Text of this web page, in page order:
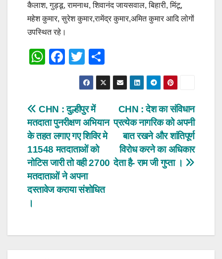
कैलाश, गुड्डू, रामनाथ, शिवानंद जायसवाल, बिहारी, मिंटू,
महेश कुमार, सुरेश कुमार,रामेंद्र कुमार,अमित कुमार आदि लोगों
उपस्थित रहे।
W
s
A
p
p
F
e
b
o
o
k
T
wi
tt
er
h
ar
Post
navigation
CHN : देश का संविधान
प्रत्येक नागरिक को अपनी
बात रखने और शांतिपूर्ण
विरोध करने का अधिकार
देता है- राम जी गुप्ता ।
CHN : दुल्हीपुर में
मतदाता पुनरीक्षण अभियान
के तहत लगाए गए शिविर मे
11548 मतदाताओं को
नोटिस जारी तो वही 2700
मतदाताओं ने अपना
दस्तावेज कराया संशोधित
।